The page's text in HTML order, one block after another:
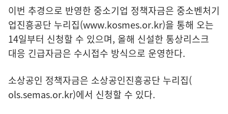
이번 추경으로 반영한 중소기업 정책자금은 중소벤처기
업진흥공단 누리집(www.kosmes.or.kr)을 통해 오는
14일부터 신청할 수 있으며, 올해 신설한 통상리스크
대응 긴급자금은 수시접수 방식으로 운영한다.
소상공인 정책자금은 소상공인진흥공단 누리집(
ols.semas.or.kr)에서 신청할 수 있다.